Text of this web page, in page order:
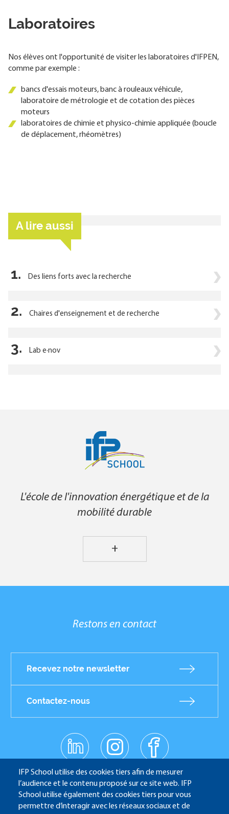
IFP School utilise des cookies tiers afin de mesurer
l’audience et le contenu proposé sur ce site web. IFP
School utilise également des cookies tiers pour vous
permettre d’interagir avec les réseaux sociaux et de
Laboratoires
Nos élèves ont l'opportunité de visiter les laboratoires d'IFPEN,
comme par exemple :
bancs d'essais moteurs, banc à rouleaux véhicule,
laboratoire de métrologie et de cotation des pièces
moteurs
laboratoires de chimie et physico-chimie appliquée (boucle
de déplacement, rhéomètres)
A lire aussi
1. Des liens forts avec la recherche
2. Chaires d'enseignement et de recherche
3. Lab e·nov
L'école de l'innovation énergétique et de la
mobilité durable
+
Restons en contact
Recevez notre newsletter
Contactez-nous
Réseaux
sociaux
linkedin
instagr
am
facebo
ok
youtub
e